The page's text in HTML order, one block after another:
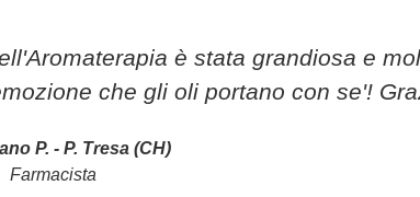
è stata grandiosa e
che gli oli portano con se'!
P. - P. Tresa (CH)
Farmacista